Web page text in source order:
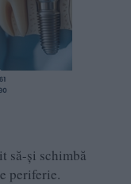
să-și schimbă
periferie.